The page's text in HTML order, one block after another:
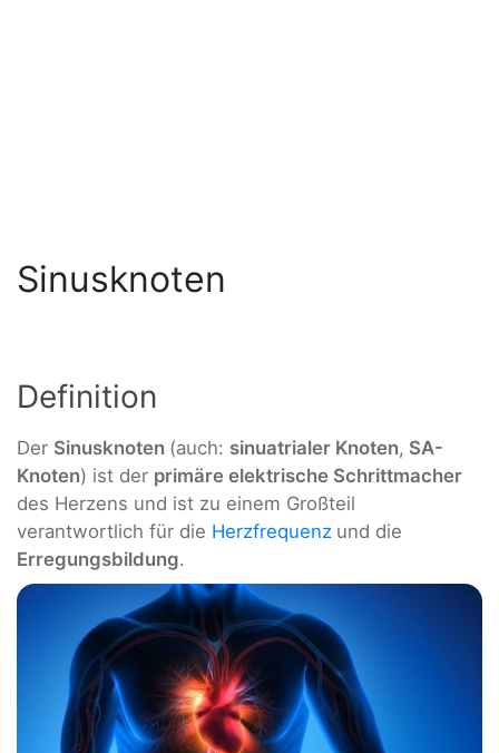
Sinusknoten
Definition
Der Sinusknoten (auch: sinuatrialer Knoten, SA-
Knoten) ist der primäre elektrische Schrittmacher
des Herzens und ist zu einem Großteil
verantwortlich für die Herzfrequenz und die
Erregungsbildung.